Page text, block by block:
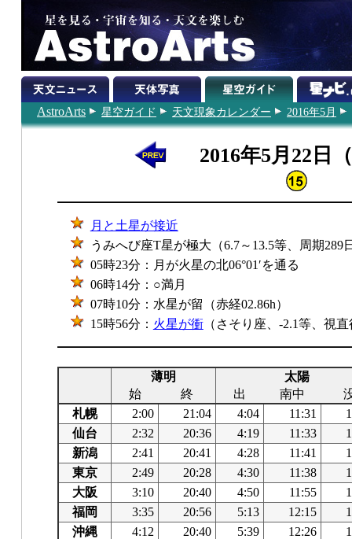
AstroArts 星空ガイド 天文現象カレンダー 2016年5月
2016年5月22日
月と土星が接近
うみへび座T星が極大（6.7～13.5等、周期289
05時23分：月が火星の北06°01′を通る
06時14分：○満月
07時10分：水星が留（赤経02.86h）
15時56分： 火星が衝（さそり座、-2.1等、視直
薄明
太陽
始
終 出 南中
札幌
2:00 21:04 4:04 11:31
仙台
2:32 20:36 4:19 11:33
新潟
2:41 20:41 4:28 11:41
東京
2:49 20:28 4:30 11:38
大阪
3:10 20:40 4:50 11:55
福岡
3:35 20:56 5:13 12:15
沖縄
4:12 20:40 5:39 12:26